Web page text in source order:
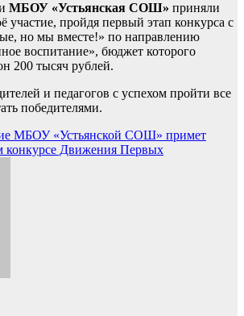
МБОУ «Устьянская СОШ» приняли
участие, пройдя первый этап конкурса с
но мы вместе!» по направлению
воспитание», бюджет которого
200 тысяч рублей.
и педагогов с успехом пройти все
победителями.
МБОУ «Устьянской СОШ» примет
конкурсе Движения Первых